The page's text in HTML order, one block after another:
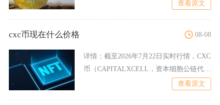
查看原文
cxc币现在什么价格 08-08
详情： 截至2026年7月22日实时行情，CXC
币（CAPITALXCELL，资本细胞公链代
查看原文